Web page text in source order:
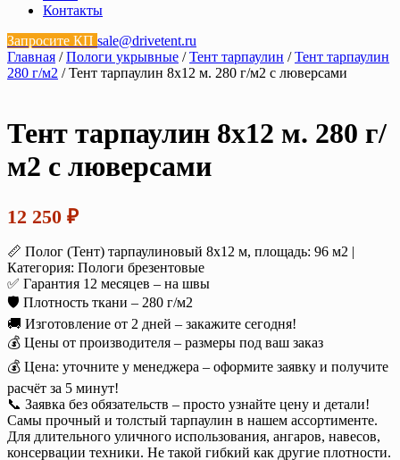
Контакты
Запросите КП sale@drivetent.ru
Главная /Пологи укрывные /Тент тарпаулин /Тент тарпаулин
280 г/м2 / Тент тарпаулин 8х12 м. 280 г/м2 с люверсами
Тент тарпаулин 8х12 м. 280 г/
м2 с люверсами
12 250 ₽
📏 Полог (Тент) тарпаулиновый 8х12 м, площадь: 96 м2 |
Категория: Пологи брезентовые
✅ Гарантия 12 месяцев – на швы
🛡️ Плотность ткани – 280 г/м2
🚚 Изготовление от 2 дней – закажите сегодня!
💰 Цены от производителя – размеры под ваш заказ
💰 Цена: уточните у менеджера – оформите заявку и получите
расчёт за 5 минут!
📞 Заявка без обязательств – просто узнайте цену и детали!
Самы прочный и толстый тарпаулин в нашем ассортименте.
Для длительного уличного использования, ангаров, навесов,
консервации техники. Не такой гибкий как другие плотности.